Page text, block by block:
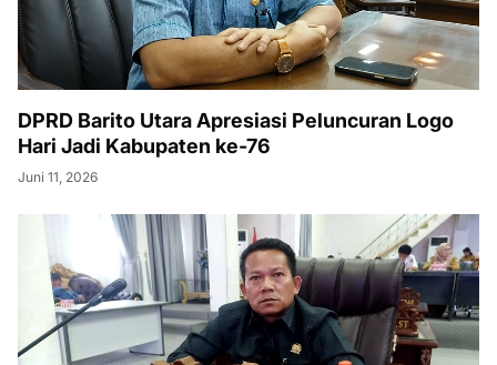
DPRD Barito Utara Apresiasi Peluncuran Logo
Hari Jadi Kabupaten ke-76
Juni 11, 2026